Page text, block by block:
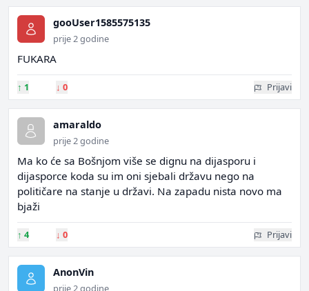
gooUser1585575135
prije 2 godine
FUKARA
↑ 1 ↓ 0 Prijavi
amaraldo
prije 2 godine
Ma ko će sa Bošnjom više se dignu na dijasporu i
dijasporce koda su im oni sjebali državu nego na
političare na stanje u državi. Na zapadu nista novo ma
bjaži
↑ 4 ↓ 0 Prijavi
AnonVin
prije 2 godine